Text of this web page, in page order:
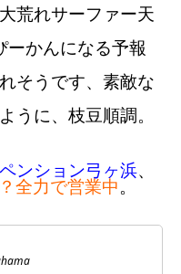
荒れサーファー天
かんになる予報
そうです、素敵な
うに、枝豆順調。
ペンション弓ヶ浜、
全力で営業中。